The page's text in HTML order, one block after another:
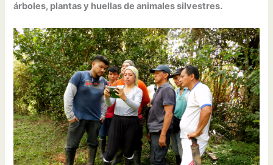
árboles, plantas y huellas de animales silvestres.